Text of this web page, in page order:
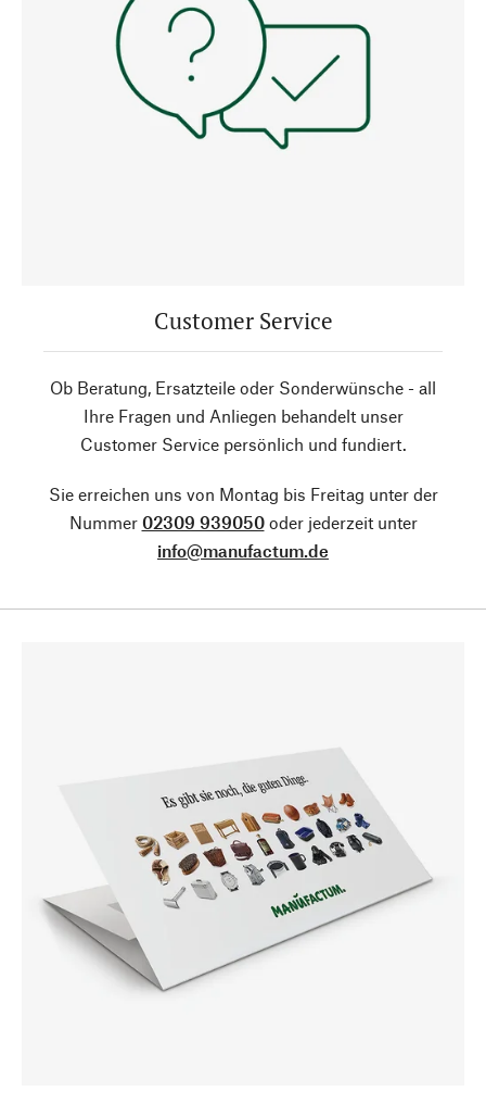
Customer Service
Ob Beratung, Ersatzteile oder Sonderwünsche - all
Ihre Fragen und Anliegen behandelt unser
Customer Service persönlich und fundiert.
Sie erreichen uns von Montag bis Freitag unter der
Nummer 02309 939050oder jederzeit unter
info@manufactum.de